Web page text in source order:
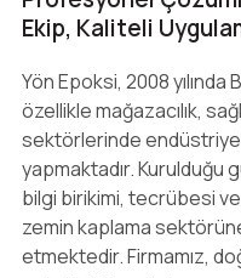
Ekip, Kaliteli
Yön Epoksi, 2008
özellikle mağazacılık,
sektörlerinde
yapmaktadır. Kurulduğu
bilgi birikimi, tecrübesi ve
zemin kaplama
etmektedir. Firmamız,